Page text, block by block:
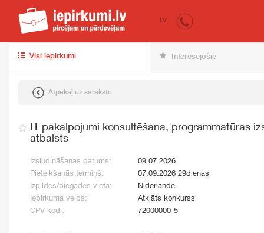
iepirkumi.lv
LV
Visi iepirkumi Interesējošie
Atpakaļ uz sarakstu
IT pakalpojumi konsultēšana, programmatūras
atbalsts
Izsludināšanas datums:
09.07.2026
Pieteikšanās termiņš:
07.09.2026 29dienas
Izpildes/piegādes vieta:
Nīderlande
Iepirkuma veids:
Atklāts konkurss
CPV kodi:
72000000-5